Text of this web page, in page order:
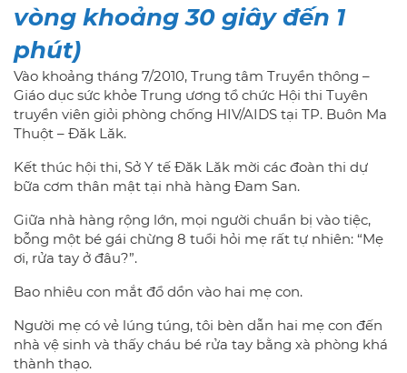
vòng khoảng 30 giây đến 1
phút)
Vào khoảng tháng 7/2010, Trung tâm Truyền thông –
Giáo dục sức khỏe Trung ương tổ chức Hội thi Tuyên
truyền viên giỏi phòng chống HIV/AIDS tại TP. Buôn Ma
Thuột – Đăk Lăk.
Kết thúc hội thi, Sở Y tế Đăk Lăk mời các đoàn thi dự
bữa cơm thân mật tại nhà hàng Đam San.
Giữa nhà hàng rộng lớn, mọi người chuẩn bị vào tiệc,
bỗng một bé gái chừng 8 tuổi hỏi mẹ rất tự nhiên: “Mẹ
ơi, rửa tay ở đâu?”.
Bao nhiêu con mắt đổ dồn vào hai mẹ con.
Người mẹ có vẻ lúng túng, tôi bèn dẫn hai mẹ con đến
nhà vệ sinh và thấy cháu bé rửa tay bằng xà phòng khá
thành thạo.